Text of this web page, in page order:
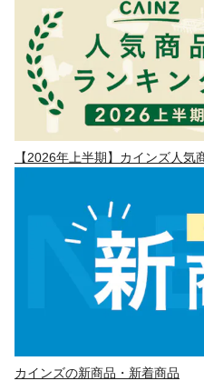
【2026年上半期】カインズ人気
カインズの新商品・新着商品